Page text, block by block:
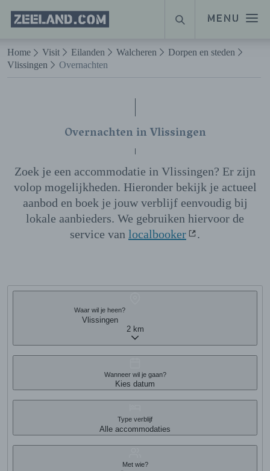
Naar hoofdinhoud
MENU
Homepage
Zeeland.com
ZOEKEN
Home Visit Eilanden Walcheren
Dorpen en steden
Vlissingen
Overnachten
Overnachten in Vlissingen
Zoek je een accommodatie in Vlissingen? Er zijn
volop mogelijkheden. Hieronder bekijk je actueel
aanbod en boek je jouw verblijf eenvoudig bij
lokale aanbieders. We gebruiken hiervoor de
service van localbooker .